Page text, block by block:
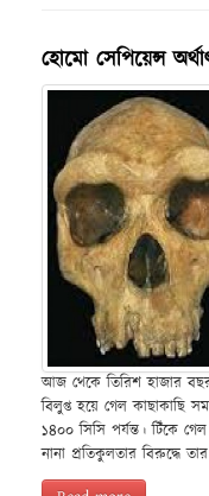
হোমো সেপিয়েন্স
আজ থেকে তিরিশ হাজার
বিলুপ্ত হয়ে গেল কাছাকাছি
১৪০০ সিসি পর্যন্ত। টিঁকে
নানা প্রতিকুলতার বিরুদ্ধে